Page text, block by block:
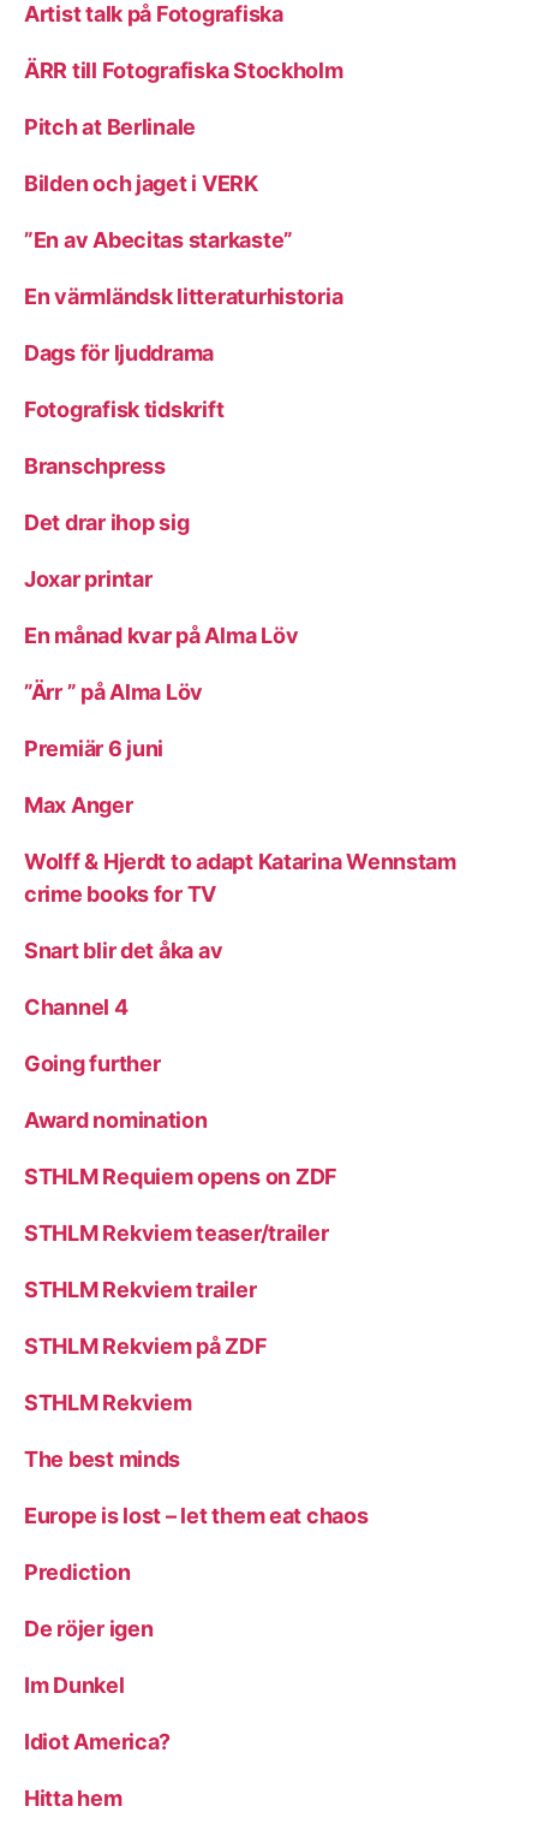
Artist talk på Fotografiska
ÄRR till Fotografiska Stockholm
Pitch at Berlinale
Bilden och jaget i VERK
”En av Abecitas starkaste”
En värmländsk litteraturhistoria
Dags för ljuddrama
Fotografisk tidskrift
Branschpress
Det drar ihop sig
Joxar printar
En månad kvar på Alma Löv
”Ärr ” på Alma Löv
Premiär 6 juni
Max Anger
Wolff & Hjerdt to adapt Katarina Wennstam
crime books for TV
Snart blir det åka av
Channel 4
Going further
Award nomination
STHLM Requiem opens on ZDF
STHLM Rekviem teaser/trailer
STHLM Rekviem trailer
STHLM Rekviem på ZDF
STHLM Rekviem
The best minds
Europe is lost – let them eat chaos
Prediction
De röjer igen
Im Dunkel
Idiot America?
Hitta hem